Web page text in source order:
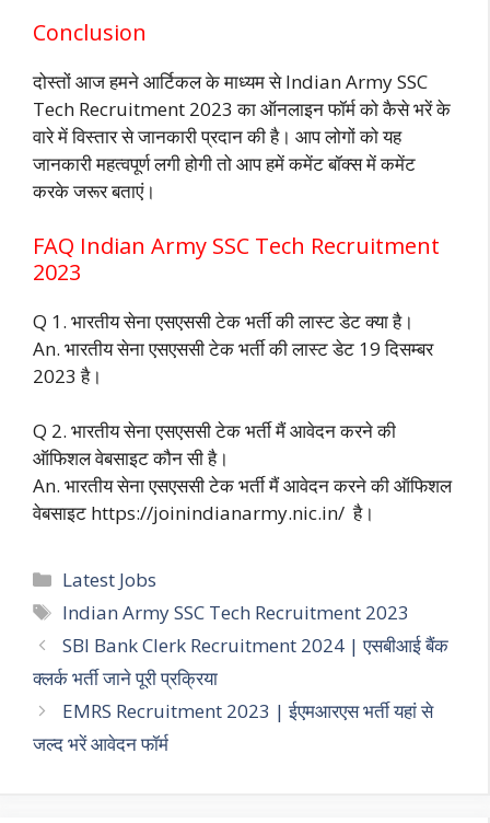
Conclusion
दोस्तों आज हमने आर्टिकल के माध्यम से Indian Army SSC
Tech Recruitment 2023 का ऑनलाइन फॉर्म को कैसे भरें के
वारे में विस्तार से जानकारी प्रदान की है। आप लोगों को यह
जानकारी महत्वपूर्ण लगी होगी तो आप हमें कमेंट बॉक्स में कमेंट
करके जरूर बताएं।
FAQ Indian Army SSC Tech Recruitment
2023
Q 1. भारतीय सेना एसएससी टेक भर्ती की लास्ट डेट क्या है।
An. भारतीय सेना एसएससी टेक भर्ती की लास्ट डेट 19 दिसम्बर
2023 है।
Q 2. भारतीय सेना एसएससी टेक भर्ती मैं आवेदन करने की
ऑफिशल वेबसाइट कौन सी है।
An. भारतीय सेना एसएससी टेक भर्ती मैं आवेदन करने की ऑफिशल
वेबसाइट https://joinindianarmy.nic.in/ है।
Categories
Latest Jobs
Tags
Indian Army SSC Tech Recruitment 2023
SBI Bank Clerk Recruitment 2024 | एसबीआई बैंक
क्लर्क भर्ती जाने पूरी प्रक्रिया
EMRS Recruitment 2023 | ईएमआरएस भर्ती यहां से
जल्द भरें आवेदन फॉर्म